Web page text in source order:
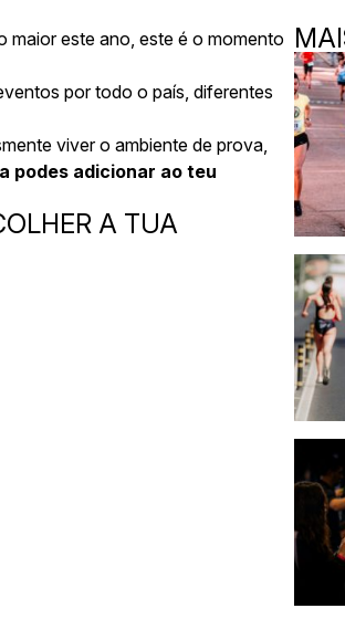
maior este ano, este é o momento
por todo o país, diferentes
viver o ambiente de prova,
podes adicionar ao teu
A TUA